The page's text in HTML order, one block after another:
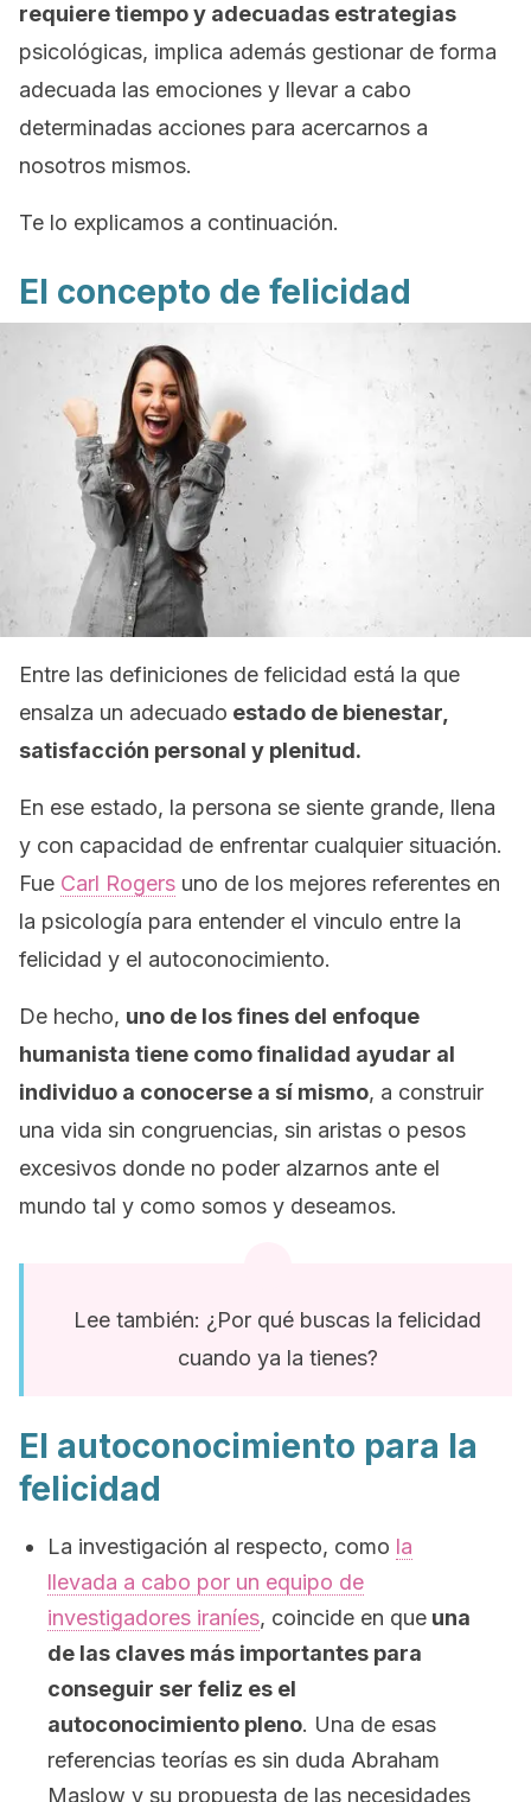
requiere tiempo y adecuadas estrategias
psicológicas, implica además gestionar de forma
adecuada las emociones y llevar a cabo
determinadas acciones para acercarnos a
nosotros mismos.
Te lo explicamos a continuación.
El concepto de felicidad
Entre las definiciones de felicidad está la que
ensalza un adecuado estado de bienestar,
satisfacción personal y plenitud.
En ese estado, la persona se siente grande, llena
y con capacidad de enfrentar cualquier situación.
Fue Carl Rogers uno de los mejores referentes en
la psicología para entender el vinculo entre la
felicidad y el autoconocimiento.
De hecho, uno de los fines del enfoque
humanista tiene como finalidad ayudar al
individuo a conocerse a sí mismo, a construir
una vida sin congruencias, sin aristas o pesos
excesivos donde no poder alzarnos ante el
mundo tal y como somos y deseamos.
Lee también: ¿Por qué buscas la felicidad
cuando ya la tienes?
El autoconocimiento para la
felicidad
La investigación al respecto, como la
llevada a cabo por un equipo de
investigadores iraníes, coincide en que una
de las claves más importantes para
conseguir ser feliz es el
autoconocimiento pleno. Una de esas
referencias teorías es sin duda Abraham
Maslow y su propuesta de las necesidades